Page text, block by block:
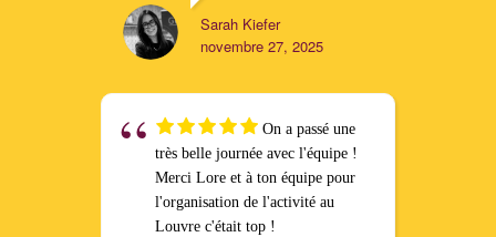
Sarah Kiefer
novembre 27, 2025
On a passé une
très belle journée avec l'équipe !
Merci Lore et à ton équipe pour
l'organisation de l'activité au
Louvre c'était top !